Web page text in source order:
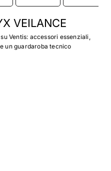
VEILANCE
Ventis: accessori essenziali,
un guardaroba tecnico